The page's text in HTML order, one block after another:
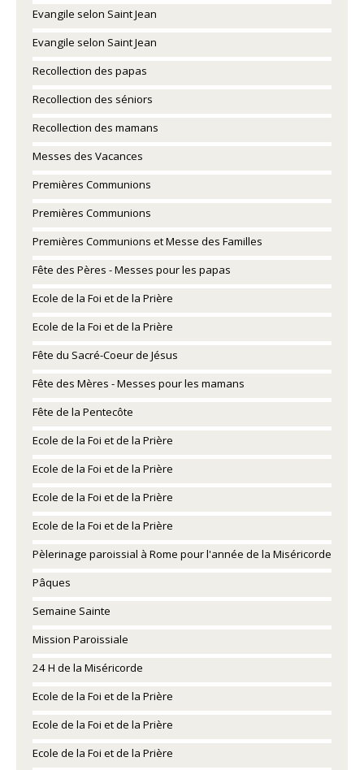
Evangile selon Saint Jean
Evangile selon Saint Jean
Recollection des papas
Recollection des séniors
Recollection des mamans
Messes des Vacances
Premières Communions
Premières Communions
Premières Communions et Messe des Familles
Fête des Pères - Messes pour les papas
Ecole de la Foi et de la Prière
Ecole de la Foi et de la Prière
Fête du Sacré-Coeur de Jésus
Fête des Mères - Messes pour les mamans
Fête de la Pentecôte
Ecole de la Foi et de la Prière
Ecole de la Foi et de la Prière
Ecole de la Foi et de la Prière
Ecole de la Foi et de la Prière
Pèlerinage paroissial à Rome pour l'année de la Miséricorde
Pâques
Semaine Sainte
Mission Paroissiale
24 H de la Miséricorde
Ecole de la Foi et de la Prière
Ecole de la Foi et de la Prière
Ecole de la Foi et de la Prière